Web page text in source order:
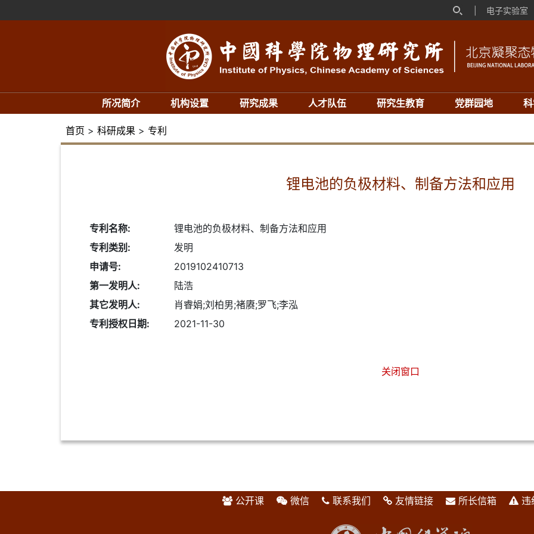
电子实验室
所况简介 机构设置 研究成果 人才队伍 研究生教育 党群园地
首页 > 科研成果 > 专利
锂电池的负极材料、制备方法和应用
专利名称:
锂电池的负极材料、制备方法和应用
专利类别:
发明
申请号:
2019102410713
第一发明人:
陆浩
其它发明人:
肖睿娟;刘柏男;褚赓;罗飞;李泓
专利授权日期:
2021-11-30
关闭窗口
公开课 微信 联系我们 友情链接 所长信箱 违